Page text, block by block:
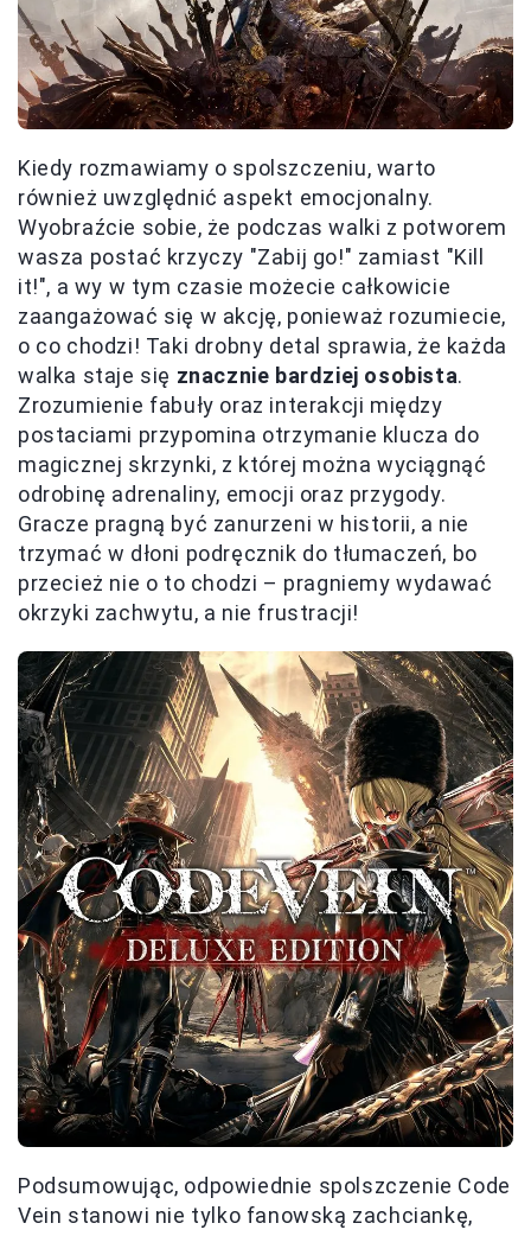
Kiedy rozmawiamy o spolszczeniu, warto
również uwzględnić aspekt emocjonalny.
Wyobraźcie sobie, że podczas walki z potworem
wasza postać krzyczy "Zabij go!" zamiast "Kill
it!", a wy w tym czasie możecie całkowicie
zaangażować się w akcję, ponieważ rozumiecie,
o co chodzi! Taki drobny detal sprawia, że każda
walka staje się znacznie bardziej osobista.
Zrozumienie fabuły oraz interakcji między
postaciami przypomina otrzymanie klucza do
magicznej skrzynki, z której można wyciągnąć
odrobinę adrenaliny, emocji oraz przygody.
Gracze pragną być zanurzeni w historii, a nie
trzymać w dłoni podręcznik do tłumaczeń, bo
przecież nie o to chodzi – pragniemy wydawać
okrzyki zachwytu, a nie frustracji!
Podsumowując, odpowiednie spolszczenie Code
Vein stanowi nie tylko fanowską zachciankę,